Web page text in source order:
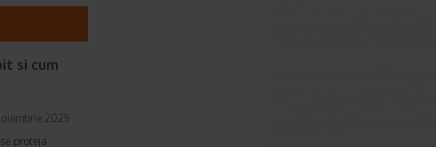
si cum
2025
proteja